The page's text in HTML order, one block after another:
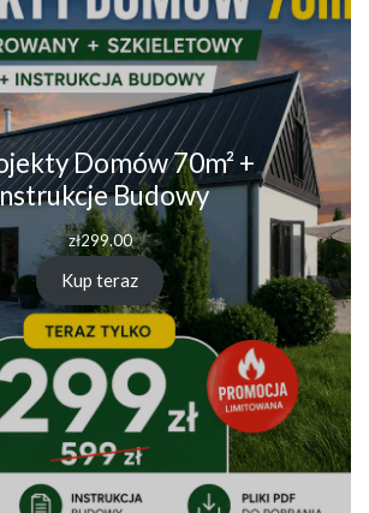
Domów 70m² +
Budowy
zł299.00
Kup teraz